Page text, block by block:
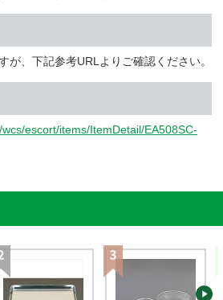
が、下記参考URLよりご確認ください。
escort/items/ItemDetail/EA508SC-